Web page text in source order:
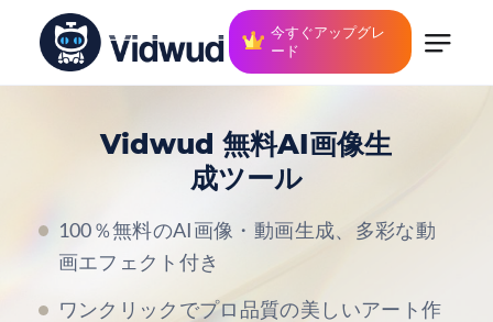
今すぐアップグレ
ード
Vidwud 無料AI画像生
成ツール
100％無料のAI画像・動画生成、多彩な動
画エフェクト付き
ワンクリックでプロ品質の美しいアート作